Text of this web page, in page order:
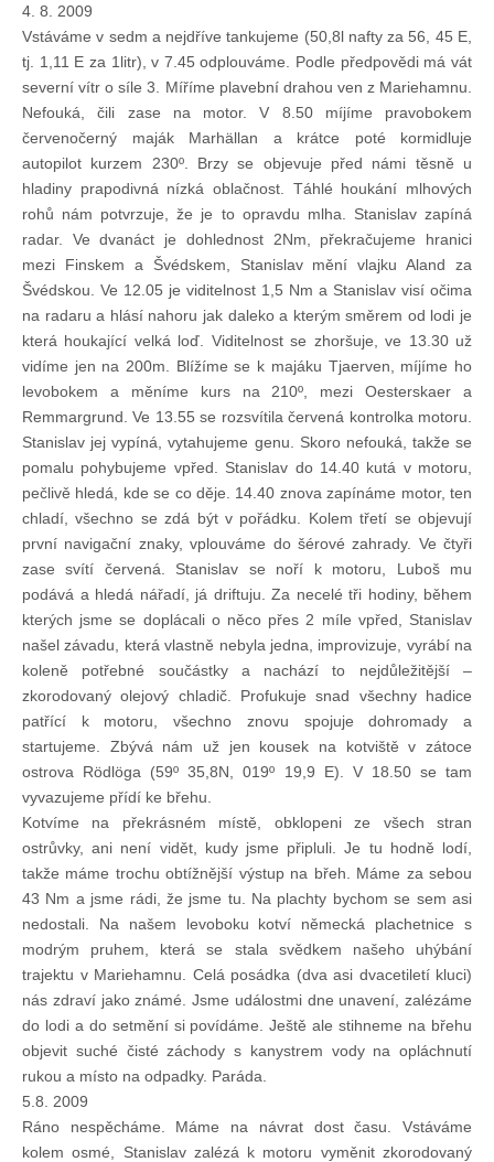
4. 8. 2009
Vstáváme v sedm a nejdříve tankujeme (50,8l nafty za 56, 45 E,
tj. 1,11 E za 1litr), v 7.45 odplouváme. Podle předpovědi má vát
severní vítr o síle 3. Míříme plavební drahou ven z Mariehamnu.
Nefouká, čili zase na motor. V 8.50 míjíme pravobokem
červenočerný maják Marhällan a krátce poté kormidluje
autopilot kurzem 230º. Brzy se objevuje před námi těsně u
hladiny prapodivná nízká oblačnost. Táhlé houkání mlhových
rohů nám potvrzuje, že je to opravdu mlha. Stanislav zapíná
radar. Ve dvanáct je dohlednost 2Nm, překračujeme hranici
mezi Finskem a Švédskem, Stanislav mění vlajku Aland za
Švédskou. Ve 12.05 je viditelnost 1,5 Nm a Stanislav visí očima
na radaru a hlásí nahoru jak daleko a kterým směrem od lodi je
která houkající velká loď. Viditelnost se zhoršuje, ve 13.30 už
vidíme jen na 200m. Blížíme se k majáku Tjaerven, míjíme ho
levobokem a měníme kurs na 210º, mezi Oesterskaer a
Remmargrund. Ve 13.55 se rozsvítila červená kontrolka motoru.
Stanislav jej vypíná, vytahujeme genu. Skoro nefouká, takže se
pomalu pohybujeme vpřed. Stanislav do 14.40 kutá v motoru,
pečlivě hledá, kde se co děje. 14.40 znova zapínáme motor, ten
chladí, všechno se zdá být v pořádku. Kolem třetí se objevují
první navigační znaky, vplouváme do šérové zahrady. Ve čtyři
zase svítí červená. Stanislav se noří k motoru, Luboš mu
podává a hledá nářadí, já driftuju. Za necelé tři hodiny, během
kterých jsme se doplácali o něco přes 2 míle vpřed, Stanislav
našel závadu, která vlastně nebyla jedna, improvizuje, vyrábí na
koleně potřebné součástky a nachází to nejdůležitější –
zkorodovaný olejový chladič. Profukuje snad všechny hadice
patřící k motoru, všechno znovu spojuje dohromady a
startujeme. Zbývá nám už jen kousek na kotviště v zátoce
ostrova Rödlöga (59º 35,8N, 019º 19,9 E). V 18.50 se tam
vyvazujeme přídí ke břehu.
Kotvíme na překrásném místě, obklopeni ze všech stran
ostrůvky, ani není vidět, kudy jsme připluli. Je tu hodně lodí,
takže máme trochu obtížnější výstup na břeh. Máme za sebou
43 Nm a jsme rádi, že jsme tu. Na plachty bychom se sem asi
nedostali. Na našem levoboku kotví německá plachetnice s
modrým pruhem, která se stala svědkem našeho uhýbání
trajektu v Mariehamnu. Celá posádka (dva asi dvacetiletí kluci)
nás zdraví jako známé. Jsme událostmi dne unavení, zalézáme
do lodi a do setmění si povídáme. Ještě ale stihneme na břehu
objevit suché čisté záchody s kanystrem vody na opláchnutí
rukou a místo na odpadky. Paráda.
5.8. 2009
Ráno nespěcháme. Máme na návrat dost času. Vstáváme
kolem osmé, Stanislav zalézá k motoru vyměnit zkorodovaný